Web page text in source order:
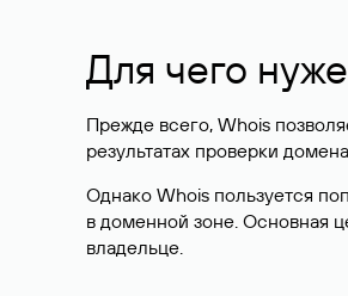
Для чего
Прежде всего, Whois
результатах проверки
Однако Whois пользуется
в доменной зоне. Основная
владельце.